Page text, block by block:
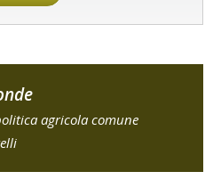
agricola comune